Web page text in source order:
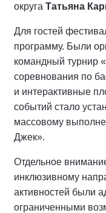
округа Татьяна
Для гостей
программу. Были
командный турнир
соревнования по
и интерактивные
событий стало
массовому
Джек».
Отдельное
инклюзивному
активностей были
ограниченными